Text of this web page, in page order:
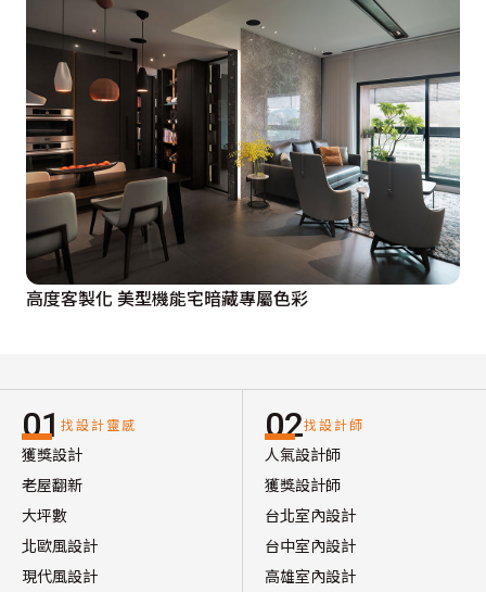
高度客製化 美型機能宅暗藏專屬色彩
01 找設計靈感
獲獎設計
老屋翻新
大坪數
北歐風設計
現代風設計
02找設計師
人氣設計師
獲獎設計師
台北室內設計
台中室內設計
高雄室內設計